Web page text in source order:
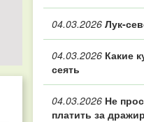
04.03.2026 Лук-
04.03.2026 Какие
сеять
04.03.2026 Не
платить за